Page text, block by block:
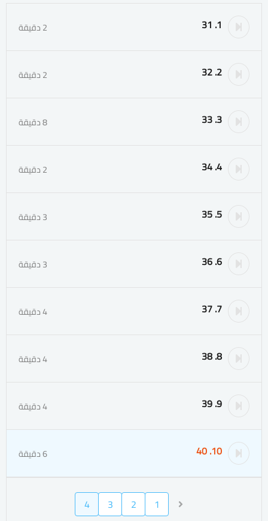
1. 31 2 دقيقة
2. 32 2 دقيقة
3. 33 8 دقيقة
4. 34 2 دقيقة
5. 35 3 دقيقة
6. 36 3 دقيقة
7. 37 4 دقيقة
8. 38 4 دقيقة
9. 39 4 دقيقة
10. 40 6 دقيقة
1
2
3
4